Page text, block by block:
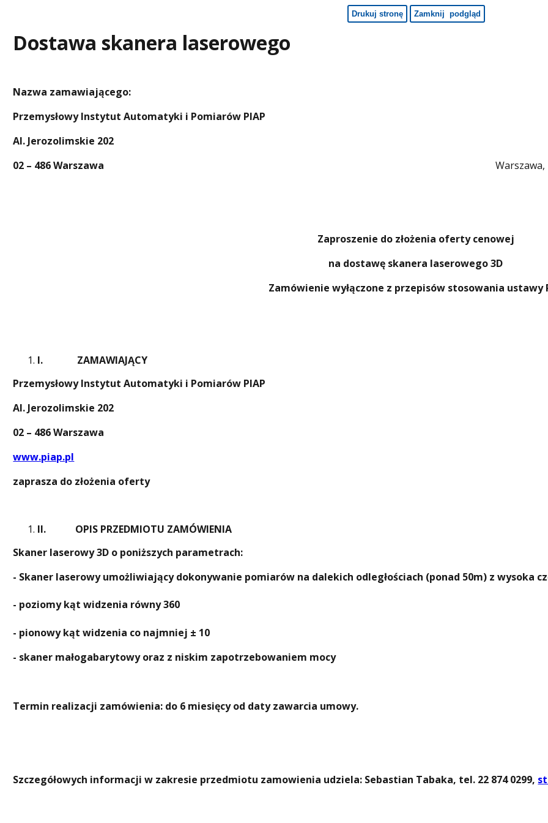
Dostawa skanera laserowego
Nazwa zamawiającego:
Przemysłowy Instytut Automatyki i Pomiarów PIAP
Al. Jerozolimskie 202
02 – 486 WarszawaWarszawa,
Zaproszenie do złożenia oferty cenowej
na dostawę skanera laserowego 3D
Zamówienie wyłączone z przepisów stosowania ustawy
I. ZAMAWIAJĄCY
Przemysłowy Instytut Automatyki i Pomiarów PIAP
Al. Jerozolimskie 202
02 – 486 Warszawa
www.piap.pl
zaprasza do złożenia oferty
II. OPIS PRZEDMIOTU ZAMÓWIENIA
Skaner laserowy 3D o poniższych parametrach:
- Skaner laserowy umożliwiający dokonywanie pomiarów na dalekich odległościach (ponad 50m) z wysoka
- poziomy kąt widzenia równy 360
- pionowy kąt widzenia co najmniej ± 10
- skaner małogabarytowy oraz z niskim zapotrzebowaniem mocy
Termin realizacji zamówienia: do 6 miesięcy od daty zawarcia umowy.
Szczegółowych informacji w zakresie przedmiotu zamowienia udziela: Sebastian Tabaka, tel. 22 874 0299,